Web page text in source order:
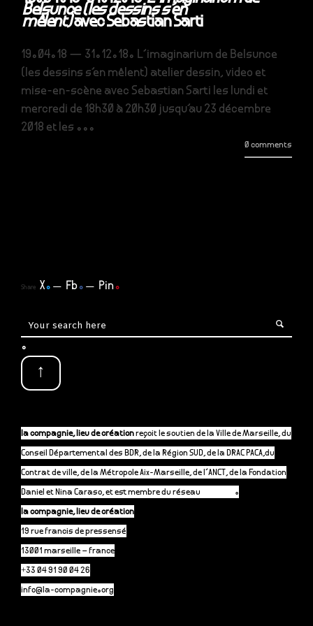
Belsunce (les dessins s’en
mêlent)avec Sebastian Sarti
19.04.18 — 31.12.18. L'imaginarium de Belsunce
(les dessins s'en mêlent) atelier dessin, video et
mise-en-scène avec Sebastian Sarti les lundi et
mercredi de 18h30 à 20h30 jusqu'au 23 décembre
2018 et les ...
0 comments
Share X. Fb. Pin.
.
↑
la compagnie, lieu de créationreçoit le soutien de la Ville de Marseille, du
Conseil Départemental des BDR, de la Région SUD, de la DRAC PACA,du
Contrat de ville, de la Métropole Aix-Marseille, de l’ANCT, de la Fondation
Daniel et Nina Caraso, et est membre du réseau .
la compagnie, lieu de création
19 rue francis de pressensé
13001 marseille – france
+33 04 91 90 04 26
info@la-compagnie.org